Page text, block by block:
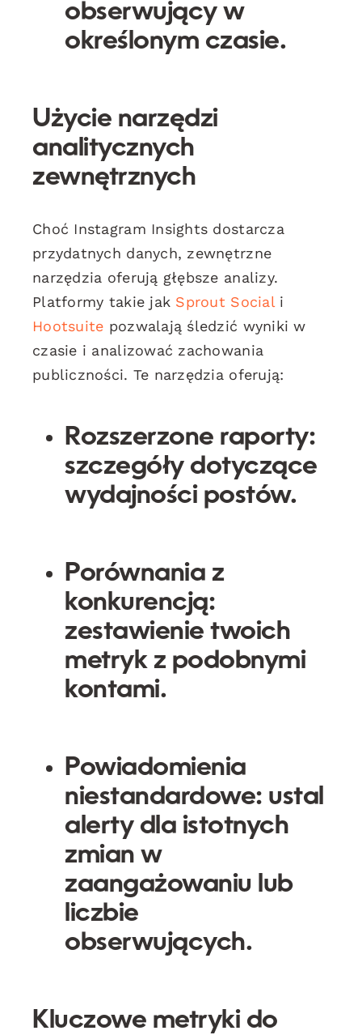
obserwujący w
określonym czasie.
Użycie narzędzi
analitycznych
zewnętrznych
Choć Instagram Insights dostarcza
przydatnych danych, zewnętrzne
narzędzia oferują głębsze analizy.
Platformy takie jak Sprout Sociali
Hootsuite pozwalają śledzić wyniki w
czasie i analizować zachowania
publiczności. Te narzędzia oferują:
Rozszerzone raporty:
szczegóły dotyczące
wydajności postów.
Porównania z
konkurencją:
zestawienie twoich
metryk z podobnymi
kontami.
Powiadomienia
niestandardowe: ustal
alerty dla istotnych
zmian w
zaangażowaniu lub
liczbie
obserwujących.
Kluczowe metryki do